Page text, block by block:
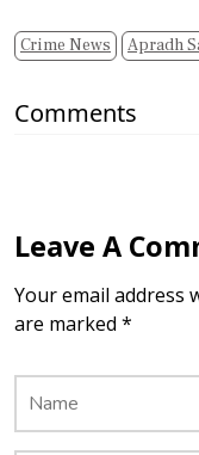
Crime News
Comments
Leave A
Your email address
are marked *